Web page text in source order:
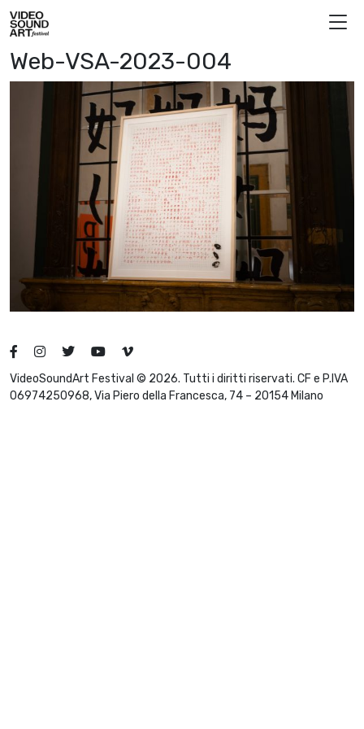
Skip to content
Video Sound Art
Web-VSA-2023-004
VideoSoundArt Festival © 2026. Tutti i diritti riservati. CF e P.IVA
06974250968, Via Piero della Francesca, 74 – 20154 Milano